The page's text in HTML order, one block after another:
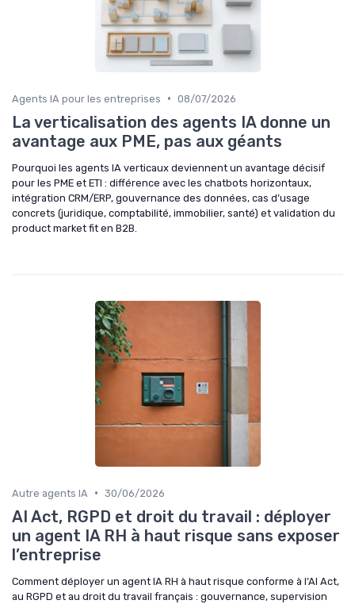
Agents IA pour les entreprises • 08/07/2026
La verticalisation des agents IA donne un
avantage aux PME, pas aux géants
Pourquoi les agents IA verticaux deviennent un avantage décisif
pour les PME et ETI : différence avec les chatbots horizontaux,
intégration CRM/ERP, gouvernance des données, cas d’usage
concrets (juridique, comptabilité, immobilier, santé) et validation du
product market fit en B2B.
Autre agents IA • 30/06/2026
AI Act, RGPD et droit du travail : déployer
un agent IA RH à haut risque sans exposer
l’entreprise
Comment déployer un agent IA RH à haut risque conforme à l’AI Act,
au RGPD et au droit du travail français : gouvernance, supervision